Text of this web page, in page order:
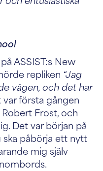
ASSIST:s New
repliken “Jag
vägen, och det har
första gången
Frost, och
Det var början på
ska påbörja ett nytt
mig själv